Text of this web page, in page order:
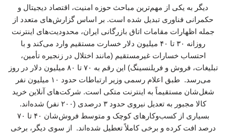
دیگر به یکی از مهم‌ترین مباحث حوزه امنیت، اقتصاد دیجیتال و
حکمرانی فناوری تبدیل شده است. بر اساس گزارش‌های متعدد از
جمله اظهارات مقامات اتاق بازرگانی ایران، محدودیت‌های اینترنت
روزانه ۳۰ تا ۴۰ میلیون دلار خسارت مستقیم وارد می‌کند و با
احتساب خسارات غیرمستقیم (مانند اختلال در زنجیره تأمین،
تبلیغات، فروش و فریلنسینگ) این رقم به ۷۰ تا ۸۰ میلیون دلار در روز
می‌رسد. طبق اعلام رسمی وزیر ارتباطات حدود ۱۰ میلیون نفر
شغل‌شان مستقیماً به اینترنت متکی است. شرکت‌های آنلاین خرید
کالا مجبور به تعدیل نیروی حدود ۳ درصدی (۲۰۰ نفر) شده‌اند.
بسیاری از کسب‌وکارهای کوچک و متوسط فروش‌شان ۴۰ تا ۷۰
درصد افت کرده و برخی کاملاً تعطیل شده‌اند. از سوی دیگر، برخی